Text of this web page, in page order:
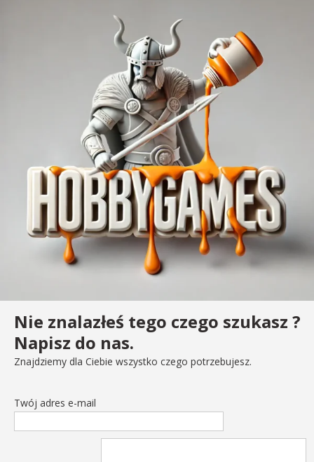
Nie znalazłeś tego czego szukasz ?
Napisz do nas.
Znajdziemy dla Ciebie wszystko czego potrzebujesz.
Twój adres e-mail